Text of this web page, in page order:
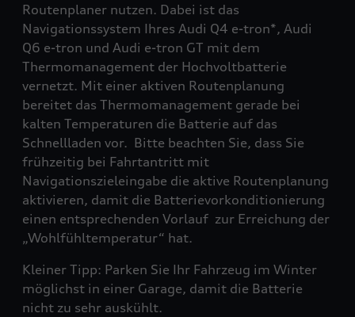
Routenplaner nutzen. Dabei ist das
Navigationssystem Ihres Audi Q4 e-tron*, Audi
Q6 e-tron und Audi e-tron GT mit dem
Thermomanagement der Hochvoltbatterie
vernetzt. Mit einer aktiven Routenplanung
bereitet das Thermomanagement gerade bei
kalten Temperaturen die Batterie auf das
Schnellladen vor. Bitte beachten Sie, dass Sie
frühzeitig bei Fahrtantritt mit
Navigationszieleingabe die aktive Routenplanung
aktivieren, damit die Batterievorkonditionierung
einen entsprechenden Vorlauf zur Erreichung der
„Wohlfühltemperatur“ hat.
Kleiner Tipp: Parken Sie Ihr Fahrzeug im Winter
möglichst in einer Garage, damit die Batterie
nicht zu sehr auskühlt.